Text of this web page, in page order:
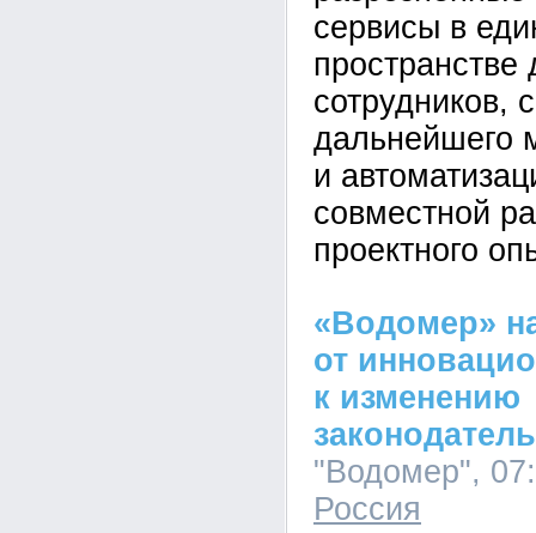
сервисы в
пространстве
сотрудников,
дальнейшего
и
совместной
проектного
«Водомер»
от
к изменению
"Водомер",
Россия